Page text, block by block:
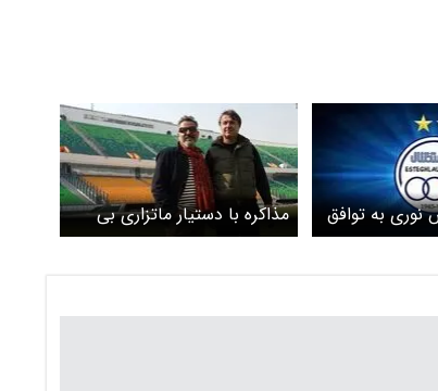
نوری به توافق
مذاکره با دستیار ماتزاری بی
نتیجه بود